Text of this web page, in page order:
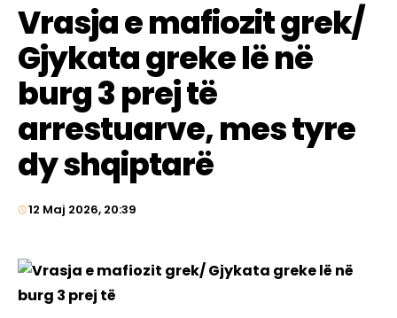
Vrasja e mafiozit grek/
Gjykata greke lë në
burg 3 prej të
arrestuarve, mes tyre
dy shqiptarë
12 Maj 2026, 20:39